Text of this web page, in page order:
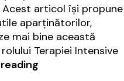
articol își propune
aparținătorilor,
mai bine această
Terapiei Intensive